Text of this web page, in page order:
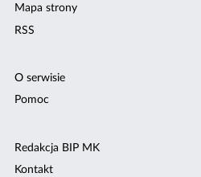
Mapa strony
RSS
O serwisie
Pomoc
Redakcja BIP MK
Kontakt